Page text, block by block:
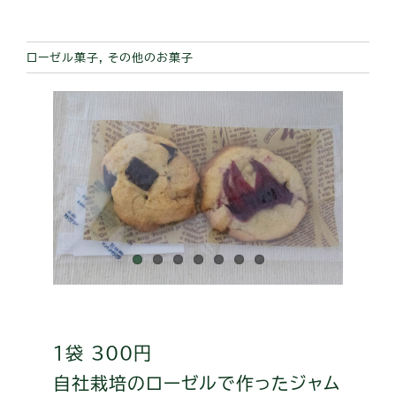
ローゼル菓子 その他のお菓子
1袋 300円
自社栽培のローゼルで作ったジャム